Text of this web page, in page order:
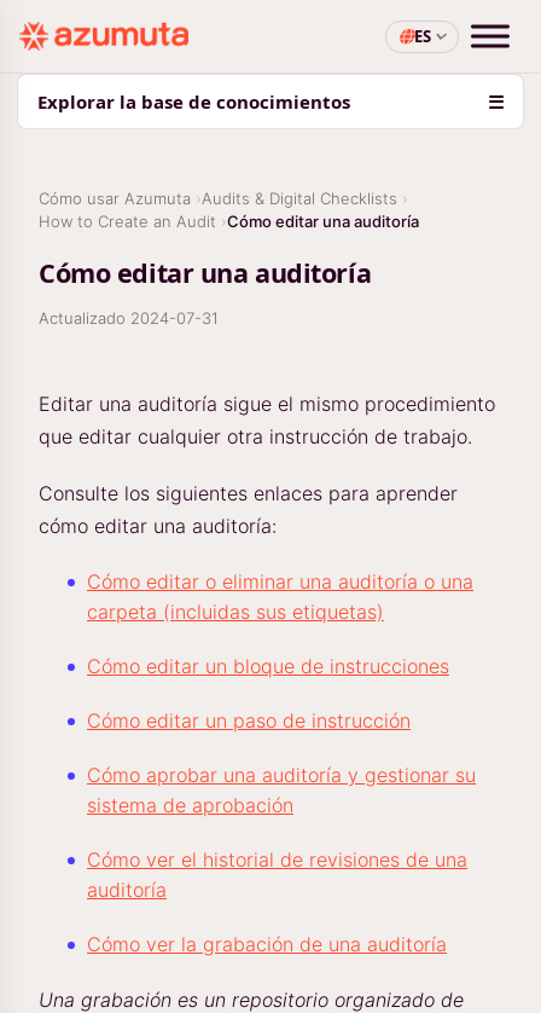
ES
Explorar la base de conocimientos ☰
Cómo usar Azumuta
Audits & Digital Checklists
How to Create an Audit
Cómo editar una auditoría
Cómo editar una auditoría
Actualizado 2024-07-31
Editar una auditoría sigue el mismo procedimiento
que editar cualquier otra instrucción de trabajo.
Consulte los siguientes enlaces para aprender
cómo editar una auditoría:
Cómo editar o eliminar una auditoría o una
carpeta (incluidas sus etiquetas)
Cómo editar un bloque de instrucciones
Cómo editar un paso de instrucción
Cómo aprobar una auditoría y gestionar su
sistema de aprobación
Cómo ver el historial de revisiones de una
auditoría
Cómo ver la grabación de una auditoría
Una grabación es un repositorio organizado de